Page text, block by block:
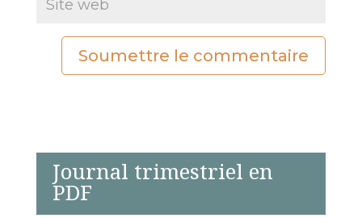
Soumettre le commentaire
Journal trimestriel en
PDF